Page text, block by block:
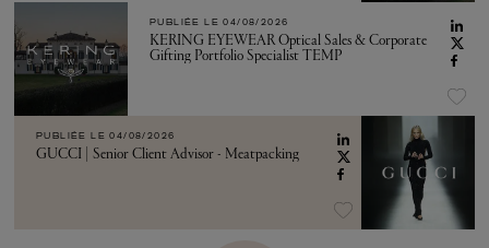
PUBLIÉE LE 04/08/2026
KERING EYEWEAR Optical Sales & Corporate
Gifting Portfolio Specialist TEMP
PUBLIÉE LE 04/08/2026
GUCCI | Senior Client Advisor - Meatpacking